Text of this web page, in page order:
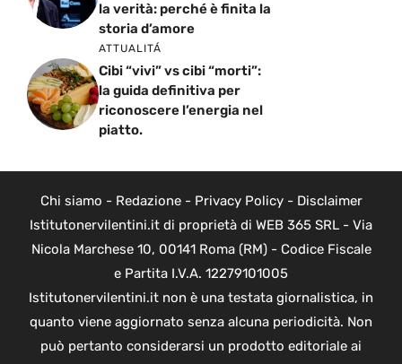
la verità: perché è finita la
storia d’amore
ATTUALITÁ
Cibi “vivi” vs cibi “morti”:
la guida definitiva per
riconoscere l’energia nel
piatto.
Chi siamo - Redazione- Privacy Policy- Disclaimer
Istitutonervilentini.it di proprietà di WEB 365 SRL - Via
Nicola Marchese 10, 00141 Roma (RM) - Codice Fiscale
e Partita I.V.A. 12279101005
Istitutonervilentini.it non è una testata giornalistica, in
quanto viene aggiornato senza alcuna periodicità. Non
può pertanto considerarsi un prodotto editoriale ai